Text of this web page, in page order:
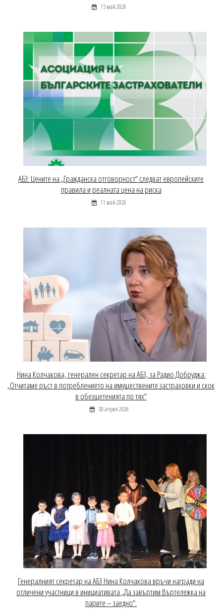
15 май 2026
АБЗ: Цените на „Гражданска отговорност“ следват европейските
правила и реалната цена на риска
11 май 2026
Нина Колчакова, генерален секретар на АБЗ, за Радио Добруджа:
„Отчитаме ръст в потреблението на имуществените застраховки и скок
в обезщетенията по тях“
30 април 2026
Генералният секретар на АБЗ Нина Колчакова връчи награди на
отличени участници в инициативата „Да завъртим Въртележка на
парите – заедно“.